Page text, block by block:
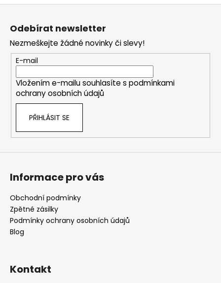
Odebírat newsletter
Nezmeškejte žádné novinky či slevy!
E-mail
Vložením e-mailu souhlasíte s podmínkami
ochrany osobních údajů
PŘIHLÁSIT SE
Informace pro vás
Obchodní podmínky
Zpětné zásilky
Podmínky ochrany osobních údajů
Blog
Kontakt